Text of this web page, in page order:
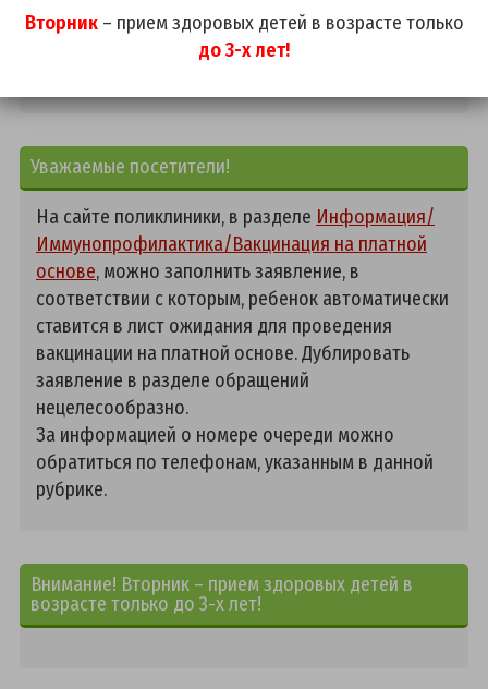
Уважаемые посетители!
На сайте поликлиники, в разделе Информация/
Иммунопрофилактика/Вакцинация на платной
основе, можно заполнить заявление, в
соответствии с которым, ребенок автоматически
ставится в лист ожидания для проведения
вакцинации на платной основе. Дублировать
заявление в разделе обращений
нецелесообразно.
За информацией о номере очереди можно
обратиться по телефонам, указанным в данной
рубрике.
Внимание! Вторник – прием здоровых детей в
возрасте только до 3-х лет!
Вторник – прием здоровых детей в возрасте только
до 3-х лет!